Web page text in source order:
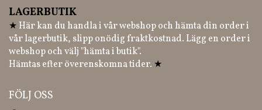
LAGERBUTIK
★ Här kan du handla i vår webshop och hämta din order i
vår lagerbutik, slipp onödig fraktkostnad. Lägg en order i
webshop och välj "hämta i butik".
Hämtas efter överenskomna tider. ★
FÖLJ OSS